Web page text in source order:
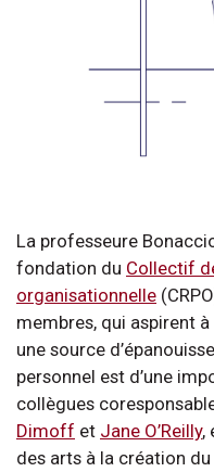
La professeure
fondation du Collectif
organisationnelle
membres, qui aspirent
une source
personnel est d’une
collègues
Dimoff et Jane O’Reilly,
des arts à la création du